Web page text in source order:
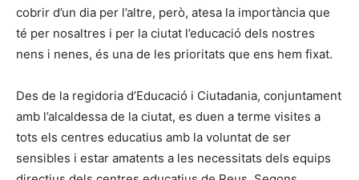
cobrir d’un dia per l’altre, però, atesa la importància que
té per nosaltres i per la ciutat l’educació dels nostres
nens i nenes, és una de les prioritats que ens hem fixat.
Des de la regidoria d’Educació i Ciutadania, conjuntament
amb l’alcaldessa de la ciutat, es duen a terme visites a
tots els centres educatius amb la voluntat de ser
sensibles i estar amatents a les necessitats dels equips